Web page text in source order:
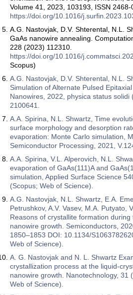
Volume 41, 2023, 103193, ISSN 2468-
https://doi.org/10.1016/
A.G. Nastovjak, D.V. Shterental, N.L.
GaAs nanowire annealing.
228 (2023) 112310.
https://doi.org/10.1016/
Scopus)
A.G. Nastovjak, D.V. Shterental, N.L.
Simulation of Alternate Pulsed
Nanowires, 2022, physica status solidi
2100641.
A.A. Spirina, N.L. Shwartz, Time
surface morphology and desorption
evaporation: Monte Carlo simulation,
Semiconductor Processing, 2021,
A.A. Spirina, V.L. Alperovich, N.L.
evaporation of GaAs(111)A and
simulation, Applied Surface Science
(Scopus; Web of Science).
A.G. Nastovjak, N.L. Shwartz, E.A.
Petrushkov, A.V. Vasev, M.A. Putyato,
Reasons of crystallite formation
nanowire growth. Semiconductors,
1850–1853 DOI: 10.1134/
Web of Science).
A. G. Nastovjak and N. L. Shwartz
crystallization process at the liquid-
nanowire growth. Nanotechnology, 31
Web of Science).